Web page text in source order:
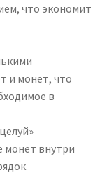
что экономит
и монет, что
в
монет внутри